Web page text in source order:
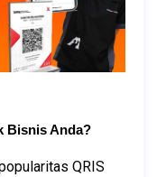
Bisnis Anda?
QRIS